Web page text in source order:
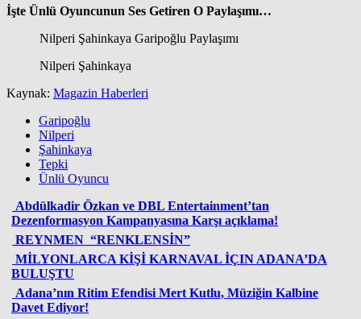
İşte Ünlü Oyuncunun Ses Getiren O Paylaşımı…
Nilperi Şahinkaya Garipoğlu Paylaşımı
Nilperi Şahinkaya
Kaynak: Magazin Haberleri
Garipoğlu
Nilperi
Şahinkaya
Tepki
Ünlü Oyuncu
Abdülkadir Özkan ve DBL Entertainment’tan
Dezenformasyon Kampanyasına Karşı açıklama!
REYNMEN “RENKLENSİN”
MİLYONLARCA KİŞİ KARNAVAL İÇIN ADANA’DA
BULUŞTU
Adana’nın Ritim Efendisi Mert Kutlu, Müziğin Kalbine
Davet Ediyor!